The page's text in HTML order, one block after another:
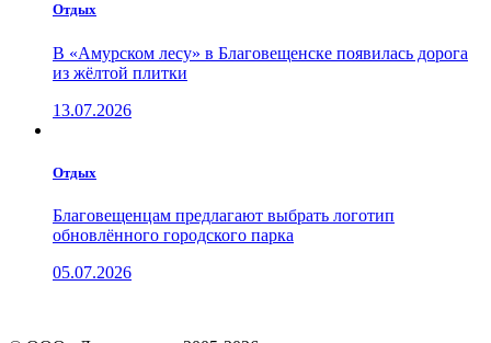
Отдых
В «Амурском лесу» в Благовещенске появилась дорога
из жёлтой плитки
13.07.2026
Отдых
Благовещенцам предлагают выбрать логотип
обновлённого городского парка
05.07.2026